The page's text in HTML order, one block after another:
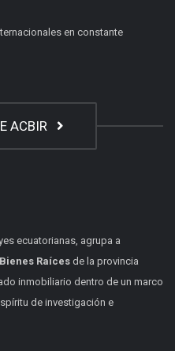
en constante
ACBIR
ecuatorianas, agrupa a
Raíces de la provincia
inmobiliario dentro de un marco
de investigación e